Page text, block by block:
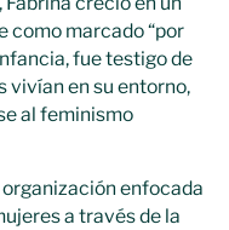
como marcado “por
fue testigo de
vivían en su entorno,
al feminismo
enfocada
a través de la